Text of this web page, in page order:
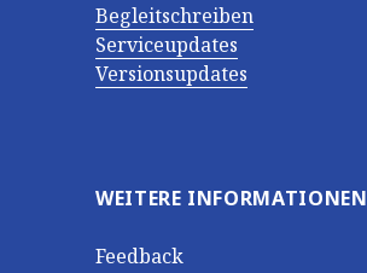
Begleitschreiben
Serviceupdates
Versionsupdates
WEITERE INFORMATIONEN
Feedback